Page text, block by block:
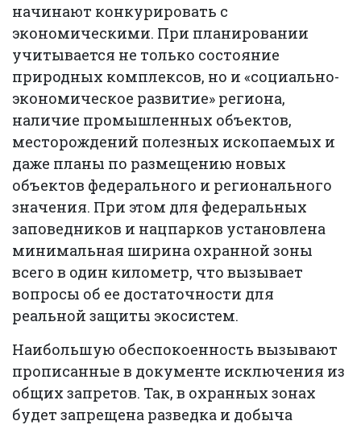
начинают конкурировать с
экономическими. При планировании
учитывается не только состояние
природных комплексов, но и «социально-
экономическое развитие» региона,
наличие промышленных объектов,
месторождений полезных ископаемых и
даже планы по размещению новых
объектов федерального и регионального
значения. При этом для федеральных
заповедников и нацпарков установлена
минимальная ширина охранной зоны
всего в один километр, что вызывает
вопросы об ее достаточности для
реальной защиты экосистем.
Наибольшую обеспокоенность вызывают
прописанные в документе исключения из
общих запретов. Так, в охранных зонах
будет запрещена разведка и добыча